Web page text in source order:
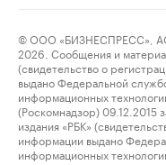
© ООО «БИЗНЕСПРЕСС»,
2026. Сообщения и
(свидетельство о
выдано Федеральной
информационных
(Роскомнадзор)
издания «РБК»
информации выдано
информационных